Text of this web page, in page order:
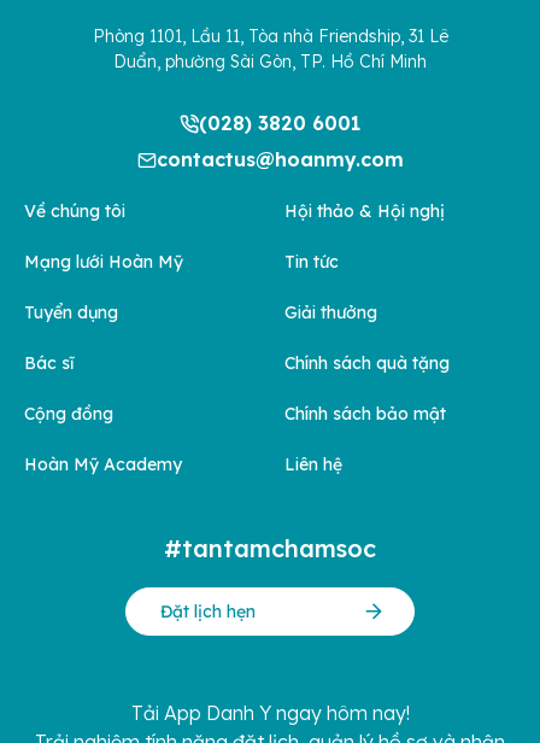
Phòng 1101, Lầu 11, Tòa nhà Friendship, 31 Lê
Duẩn, phường Sài Gòn, TP. Hồ Chí Minh
(028) 3820 6001
contactus@hoanmy.com
Về chúng tôi
Mạng lưới Hoàn Mỹ
Tuyển dụng
Bác sĩ
Cộng đồng
Hoàn Mỹ Academy
Hội thảo & Hội nghị
Tin tức
Giải thưởng
Chính sách quà tặng
Chính sách bảo mật
Liên hệ
#tantamchamsoc
Đặt lịch hẹn
Tải App Danh Y ngay hôm nay!